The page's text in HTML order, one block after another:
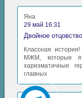
Яна
29 май 16:31
Двойное
Классная
МЖМ, которые я
харизматичные
главных